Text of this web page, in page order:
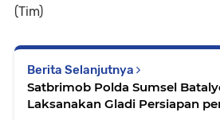
(Tim)
Berita Selanjutnya
Satbrimob Polda Sumsel
Laksanakan Gladi Persiapan